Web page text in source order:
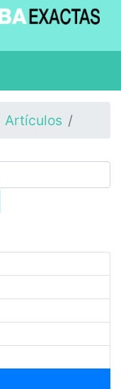
Artículos